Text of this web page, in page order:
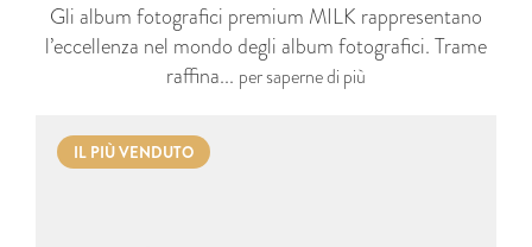
Gli album fotografici premium MILK rappresentano
l’eccellenza nel mondo degli album fotografici. Trame
raffina... per saperne di più
IL PIÙ VENDUTO